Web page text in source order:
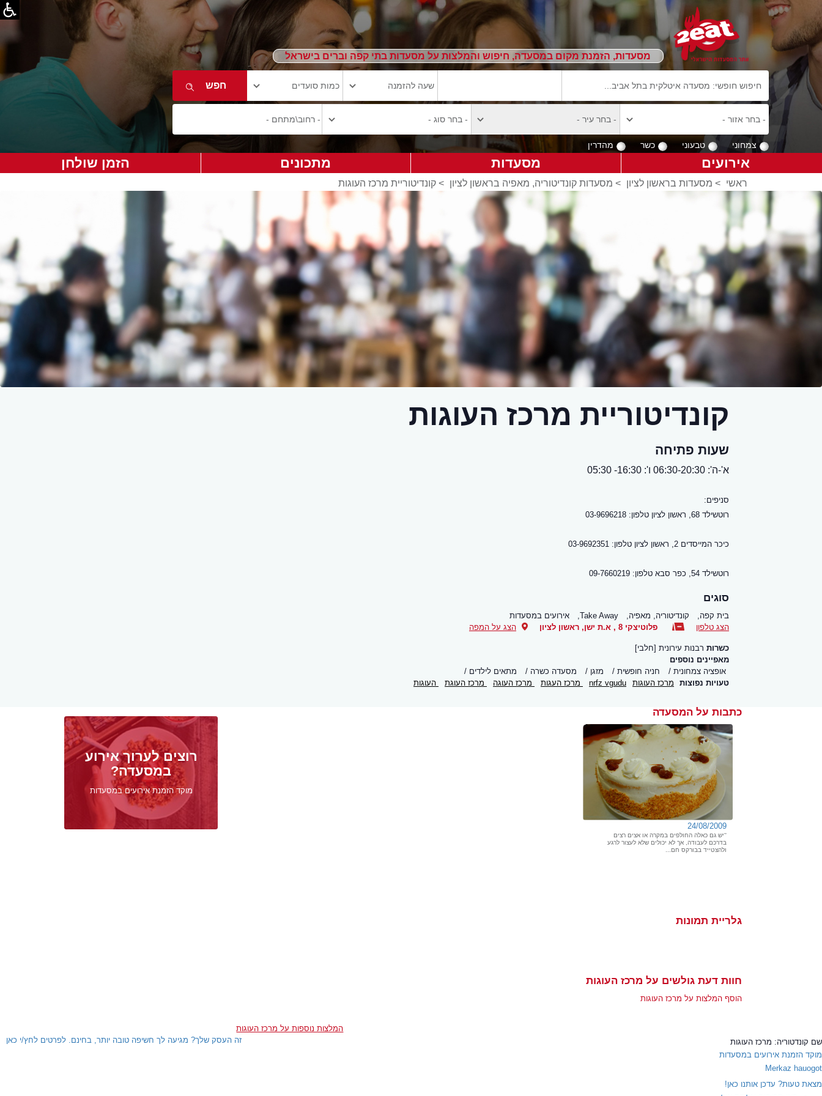
מסעדות, הזמנת מקום במסעדה, חיפוש והמלצות על מסעדות בתי קפה וברים בישראל
צמחוני טבעוני כשר מהדרין
אירועים מסעדות מתכונים הזמן שולחן
ראשי > מסעדות בראשון לציון > מסעדות קונדיטוריה, מאפיה בראשון לציון > קונדיטוריית מרכז העוגות
קונדיטוריית מרכז העוגות
שעות פתיחה
א'-ה': 06:30-20:30 ו': 16:30- 05:30
סניפים:
רוטשילד 68, ראשון לציון טלפון: 03-9696218
כיכר המייסדים 2, ראשון לציון טלפון: 03-9692351
רוטשילד 54, כפר סבא טלפון: 09-7660219
סוגים
בית קפה, קונדיטוריה, מאפיה, Take Away,
אירועים במסעדות
הצג טלפון
פלוטיצקי 8 , א.ת ישן , ראשון לציון הצג על המפה
כשרות רבנות עירונית [חלבי]
מאפיינים נוספים
אופציה צמחונית
חניה חופשית מזגן מסעדה כשרה
מתאים לילדים
טעויות נפוצות
מרכז העוגות nrfz vgudu מרכז העגות מרכז העוגה מרכז העוגת העוגות
כתבות על המסעדה
24/08/2009
''יש גם כאלה החולפים במקרה או אצים רצים
בדרכם לעבודה, אך לא יכולים שלא לעצור לרגע
ולהצטייד בבורקס חם...
גלריית תמונות
חוות דעת גולשים על מרכז העוגות
הוסף המלצות על מרכז העוגות
המלצות נוספות על מרכז העוגות
רוצים לערוך אירוע
במסעדה?
מוקד הזמנת אירועים במסעדות
זה העסק שלך? מגיעה לך חשיפה טובה יותר, בחינם. לפרטים לחץ/י כאן שם קונדטוריה: מרכז העוגות
מוקד הזמנת אירועים במסעדות
Merkaz hauogot
מצאת טעות? עדכן אותנו כאן!